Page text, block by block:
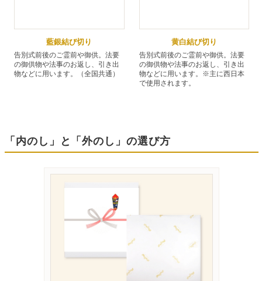
藍銀結び切り
告別式前後のご霊前や御供。法要
の御供物や法事のお返し、引き出
物などに用います。（全国共通）
黄白結び切り
告別式前後のご霊前や御供。法要
の御供物や法事のお返し、引き出
物などに用います。※主に西日本
で使用されます。
「内のし」と「外のし」の選び方